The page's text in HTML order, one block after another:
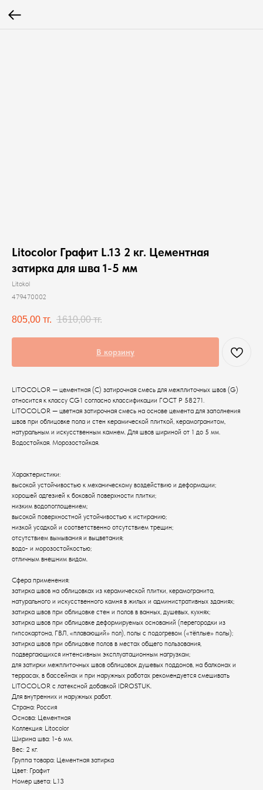
Litocolor Графит L.13 2 кг. Цементная
затирка для шва 1-5 мм
Litokol
479470002
805,00 тг. 1610,00 тг.
В корзину
LITOCOLOR — цементная (С) затирочная смесь для межплиточных швов (G)
относится к классу CG1 согласно классификации ГОСТ Р 58271.
LITOCOLOR — цветная затирочная смесь на основе цемента для заполнения
швов при облицовке пола и стен керамической плиткой, керамогранитом,
натуральным и искусственным камнем. Для швов шириной от 1 до 5 мм.
Водостойкая. Морозостойкая.
Характеристики:
высокой устойчивостью к механическому воздействию и деформации;
хорошей адгезией к боковой поверхности плитки;
низким водопоглощением;
высокой поверхностной устойчивостью к истиранию;
низкой усадкой и соответственно отсутствием трещин;
отсутствием вымывания и выцветания;
водо- и морозостойкостью;
отличным внешним видом.
Сфера применения:
затирка швов на облицовках из керамической плитки, керамогранита,
натурального и искусственного камня в жилых и административных зданиях;
затирка швов при облицовке стен и полов в ванных, душевых, кухнях;
затирка швов при облицовке деформируемых оснований (перегородки из
гипсокартона, ГВЛ, «плавающий» пол), полы с подогревом («тёплые» полы);
затирка швов при облицовке полов в местах общего пользования,
подвергающихся интенсивным эксплуатационным нагрузкам;
для затирки межплиточных швов облицовок душевых поддонов, на балконах и
террасах, в бассейнах и при наружных работах рекомендуется смешивать
LITOCOLOR c латексной добавкой IDROSTUK.
Для внутренних и наружных работ.
Страна: Россия
Основа: Цементная
Коллекция: Litocolor
Ширина шва: 1-6 мм.
Вес: 2 кг.
Группа товара: Цементная затирка
Цвет: Графит
Номер цвета: L.13